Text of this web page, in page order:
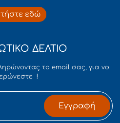
εδώ
ΔΕΛΤΙΟ
το email σας, για να
!
Εγγραφή